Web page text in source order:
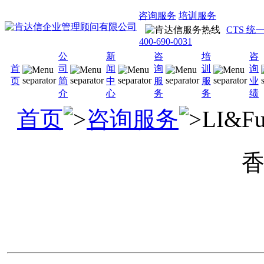
咨询服务 培训服务
CTS 统
400-690-0031
首
页
公
司
简
介
新
闻
中
心
咨
询
服
务
培
训
服
务
咨
询
业
绩
首页 咨询服务